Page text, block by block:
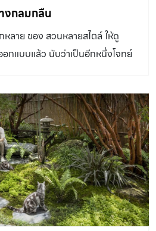
าต้องไปเที่ยวบ้าง ไปดูว่าสวนที่นั่น
เคป เริ่มเล่าให้เราฟัง “ซึ่งหลัง
ศญี่ปุ่นมา ก็พบว่าสวนป่าญี่ปุ่นจะ
จุกกระจิก มีดีเทล มีความหลาก
เห็นในสวนญี่ปุ่นส่วนใหญ่จะมี
าเลือกใช้ต้นไม้ต้นเล็กหรือต้นที่โตช้า
ร็ว แต่มีการตัดแต่งค่อนข้างมาก
ที่ให้ดูเป็นธรรมชาติ ซึ่งทำได้ยาก
มครับ” เอกลักษณ์อีกอย่างของ
น ซึ่งคุณมอร์อธิบายให้ฟังว่า “ทาง
ามแบบสวนญี่ปุ่นดั้งเดิมครับ […]
งกลมกลืน
ลาย ของ สวนหลายสไตล์ ให้ดู
กแบบแล้ว นับว่าเป็นอีกหนึ่งโจทย์
การผสมผสานหลายเชื้อชาติ ลาม
มต้องการให้เป็น สวนหลายสไตล์
ยว “คุณโกมินทร์ติดตามผมมาจาก
บ เทปนั้นเป็นสวนสามสไตล์ในพื้นที่
องการของคุณโกมินทร์ที่อยากได้
ทั้งนี้สวนแต่ละสไตล์ต้องอยู่ร่วมกัน
อกจากกันชัดเจน ซึ่งตรงกับคอน